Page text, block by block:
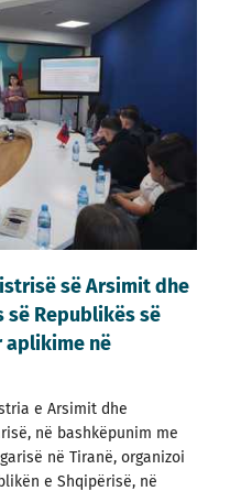
së Arsimit dhe
së Republikës së
aplikime në
e Arsimit dhe
në bashkëpunim me
në Tiranë, organizoi
e Shqipërisë, në